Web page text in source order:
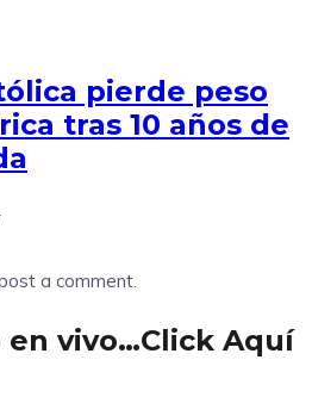
pierde peso
tras 10 años de
a comment.
en vivo…Click Aquí